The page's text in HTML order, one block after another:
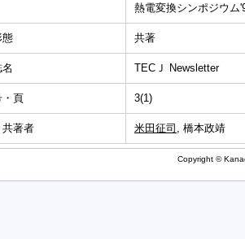
熱電変換シンポジウム
態 共著
TECＪ Newsletter
・頁 3(1)
共著者 米田征司 , 橋本政靖
Copyright ©